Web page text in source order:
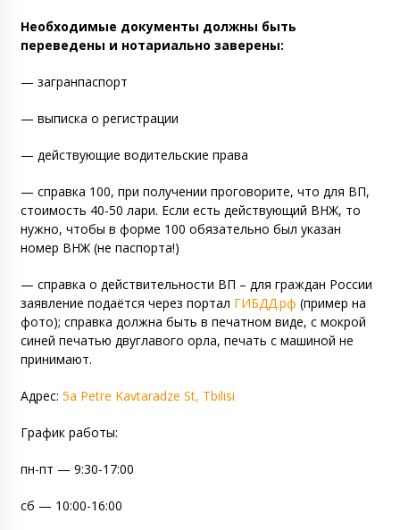
Необходимые документы должны быть
переведены и нотариально заверены:
— загранпаспорт
— выписка о регистрации
— действующие водительские права
— справка 100, при получении проговорите, что для ВП,
стоимость 40-50 лари. Если есть действующий ВНЖ, то
нужно, чтобы в форме 100 обязательно был указан
номер ВНЖ (не паспорта!)
— справка о действительности ВП – для граждан России
заявление подаётся через портал ГИБДД.рф (пример на
фото); справка должна быть в печатном виде, с мокрой
синей печатью двуглавого орла, печать с машиной не
принимают.
Адрес: 5a Petre Kavtaradze St, Tbilisi
График работы:
пн-пт — 9:30-17:00
сб — 10:00-16:00